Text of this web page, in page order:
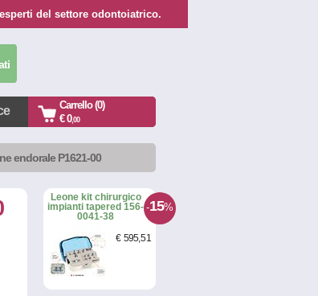
del settore odontoiatrico.
Carrello (0)
€ 0,00
endorale P1621-00
-15%
Leone kit chirurgico
impianti tapered 156-
0041-38
€ 595,51